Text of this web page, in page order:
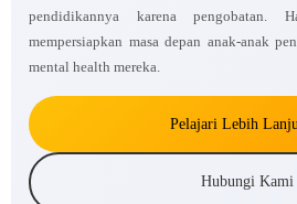
pendidikannya karena
mempersiapkan masa depan anak-anak
mental health mereka.
Pelajari Lebih
Hubungi Kami